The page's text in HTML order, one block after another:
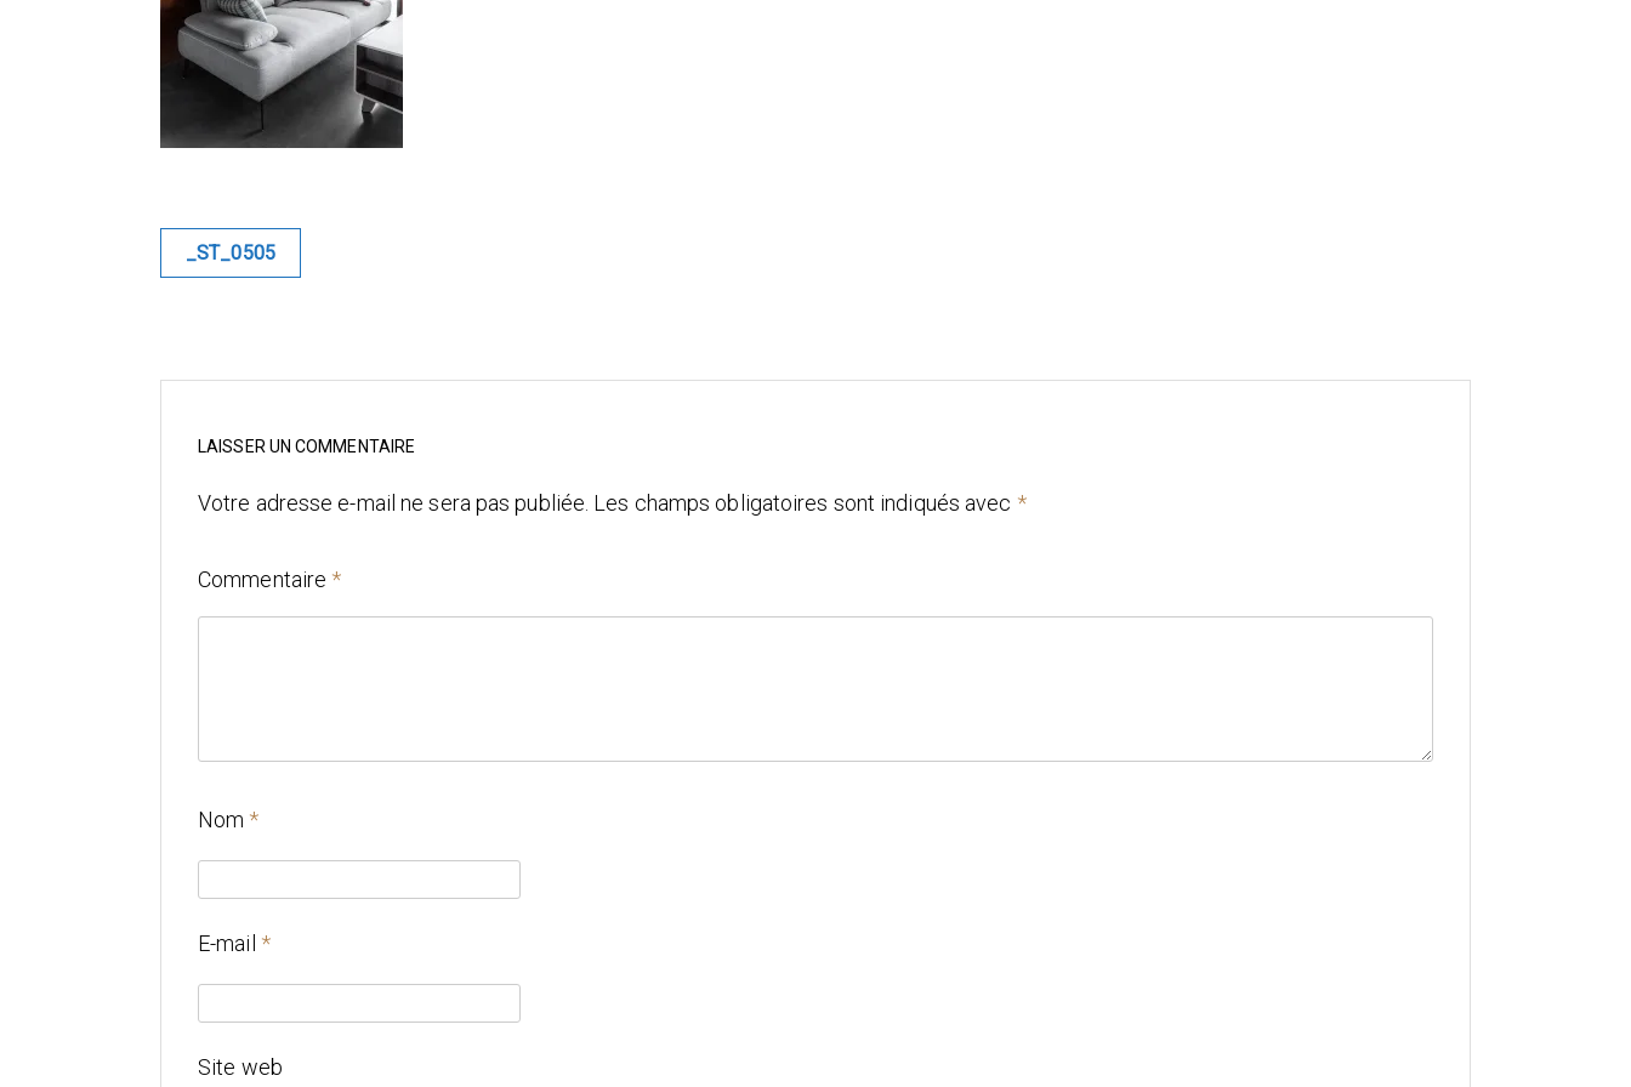
Navigation
_ST_0505
LAISSER UN COMMENTAIRE
Votre adresse e-mail ne sera pas publiée. Les champs obligatoires sont indiqués avec *
Commentaire *
Nom *
E-mail *
Site web